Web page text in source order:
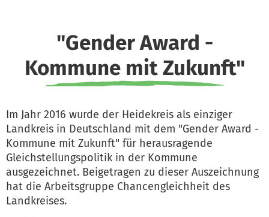
"Gender Award -
Kommune mit Zukunft"
Im Jahr 2016 wurde der Heidekreis als einziger
Landkreis in Deutschland mit dem "Gender Award -
Kommune mit Zukunft" für herausragende
Gleichstellungspolitik in der Kommune
ausgezeichnet. Beigetragen zu dieser Auszeichnung
hat die Arbeitsgruppe Chancengleichheit des
Landkreises.